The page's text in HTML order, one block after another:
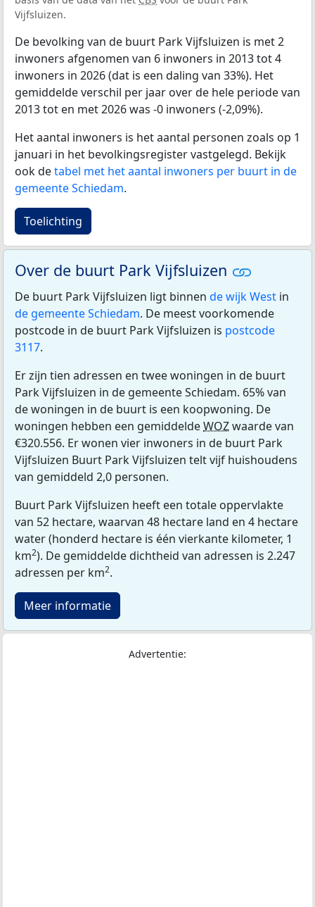
Vijfsluizen.
De bevolking van de buurt Park Vijfsluizen is met 2
inwoners afgenomen van 6 inwoners in 2013 tot 4
inwoners in 2026 (dat is een daling van 33%). Het
gemiddelde verschil per jaar over de hele periode van
2013 tot en met 2026 was -0 inwoners (-2,09%).
Het aantal inwoners is het aantal personen zoals op 1
januari in het bevolkingsregister vastgelegd. Bekijk
ook detabel met het aantal inwoners per buurt in de
gemeente Schiedam.
Toelichting
Over de buurt Park Vijfsluizen
De buurt Park Vijfsluizen ligt binnen de wijk West in
de gemeente Schiedam. De meest voorkomende
postcode in de buurt Park Vijfsluizen is postcode
3117.
Er zijn tien adressen en twee woningen in de buurt
Park Vijfsluizen in de gemeente Schiedam. 65% van
de woningen in de buurt is een koopwoning. De
woningen hebben een gemiddeldeWOZwaarde van
€320.556. Er wonen vier inwoners in de buurt Park
Vijfsluizen Buurt Park Vijfsluizen telt vijf huishoudens
van gemiddeld 2,0 personen.
Buurt Park Vijfsluizen heeft een totale oppervlakte
van 52 hectare, waarvan 48 hectare land en 4 hectare
water (honderd hectare is één vierkante kilometer, 1
km2). De gemiddelde dichtheid van adressen is 2.247
adressen per km2.
Meer informatie
Advertentie: